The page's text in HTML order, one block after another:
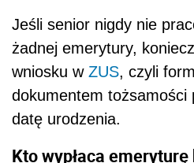
Jeśli senior nigdy nie
żadnej emerytury,
wniosku w ZUS, czyli
dokumentem tożsamości
datę urodzenia.
Kto wypłaca